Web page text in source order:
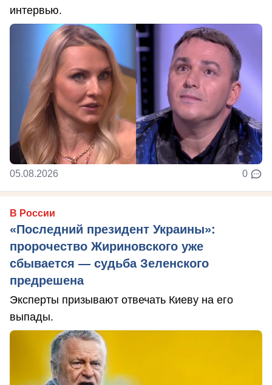
интервью.
05.08.2026 0
В России
«Последний президент Украины»:
пророчество Жириновского уже
сбывается — судьба Зеленского
предрешена
Эксперты призывают отвечать Киеву на его
выпады.